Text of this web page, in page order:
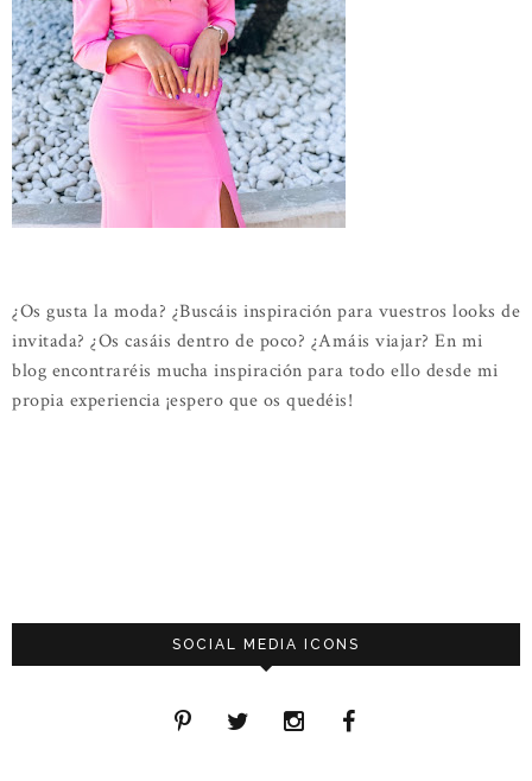
¿Os gusta la moda? ¿Buscáis inspiración para vuestros looks de
invitada? ¿Os casáis dentro de poco? ¿Amáis viajar? En mi
blog encontraréis mucha inspiración para todo ello desde mi
propia experiencia ¡espero que os quedéis!
SOCIAL MEDIA ICONS